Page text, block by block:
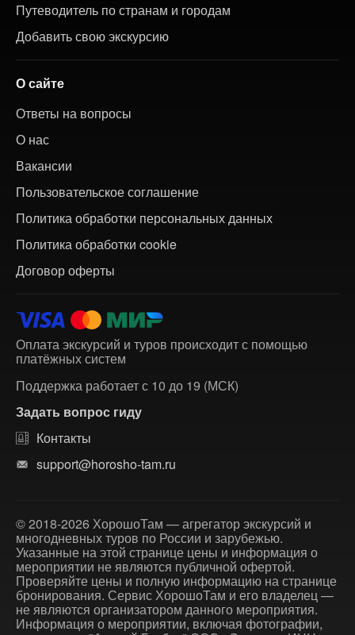
Путеводитель по странам и городам
Добавить свою экскурсию
О сайте
Ответы на вопросы
О нас
Вакансии
Пользовательское соглашение
Политика обработки персональных данных
Политика обработки cookie
Договор оферты
Оплата экскурсий и туров происходит с помощью
платёжных систем
Поддержка работает с 10 до 19 (МСК)
Задать вопрос гиду
Контакты
support@horosho-tam.ru
© 2018-2026 ХорошоТам — агрегатор экскурсий и
многодневных туров по России и зарубежью.
Указанные на этой странице цены и информация о
мероприятии не являются публичной офертой.
Проверяйте цены и полную информацию на странице
бронирования. Сервис ХорошоТам и его владелец —
не являются организатором данного мероприятия.
Информация о мероприятии, включая фотографии,